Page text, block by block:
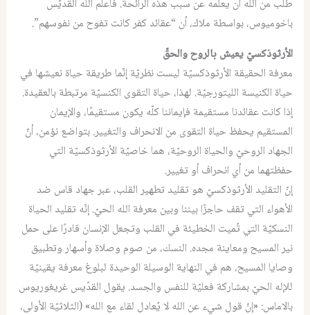
طلب من الله أن يعلمه عن سبب هذه الرائحة. فأعلم الله القديّس
باخوميوس، بواسطة ملاك، أن “عقائد كفر كانت تفوح من نفوسهم”.
الأرثوذكسيّ يعيش بالروح والحقّ
معرفة الحقيقة الأرثوذكسيّة ليست نظريّة إنّما طريقة حياة نعيشها في
حياة الكنيسة الليتورجيّة. لهذا، حياة التقوى الكنسيّة مرتبطة بالعقيدة.
إذا كانت عقائدنا مستقيمة فإيماننا كلّه يكون مستقيمًا، والإيمان
المستقيم يحفظ حياة التقوى من الانحراف والتغيير. بتواضع نؤمن، أنّ
الجهاد الروحيّ والحياة الروحيّة، هما خاصيّة الأرثوذكسيّة التي
حفظتهما من أي انحراف أو تغيير.
إنّ التقليد الأرثوذكسيّ هو تقليد تطهير القلب، عبر جهاد قاس ضد
الأهواء التي تقف حاجزًا بيننا وبين معرفة الله الحيّ. إنّه تقليد الحياة
النسكيّة التي تُميت الخطيئة في القلب وتجعل الإنسان قادرًا على حمل
نير المسيح ومعاينة مجده. النسك، من صوم وصلاة وأسهار وتطبيق
وصايا المسيح، هم في النهاية الوسيلة الوحيدة لبلوغ معرفة يقينيّة
للإله الحيّ بمشاركة فعليّة للنفس والجسد. يقول القدّيس غريغوريوس
بالاماس: «إنّ قول شيء عن الله لا يُعادل لقاء مع الله» (الثلاثيّة الأولى،